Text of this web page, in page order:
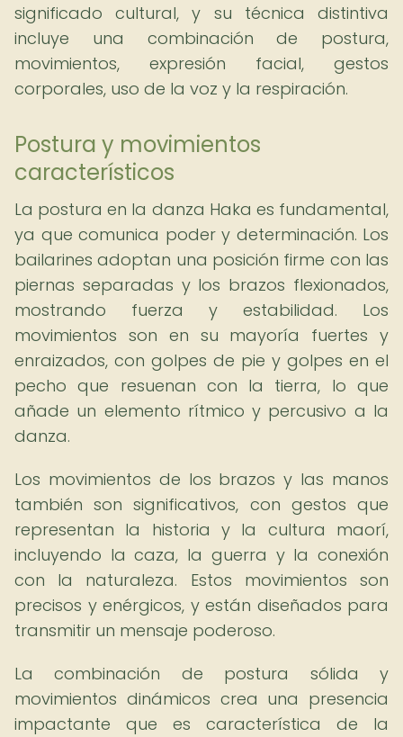
significado cultural, y su técnica distintiva
incluye una combinación de postura,
movimientos, expresión facial, gestos
corporales, uso de la voz y la respiración.
Postura y movimientos
característicos
La postura en la danza Haka es fundamental,
ya que comunica poder y determinación. Los
bailarines adoptan una posición firme con las
piernas separadas y los brazos flexionados,
mostrando fuerza y estabilidad. Los
movimientos son en su mayoría fuertes y
enraizados, con golpes de pie y golpes en el
pecho que resuenan con la tierra, lo que
añade un elemento rítmico y percusivo a la
danza.
Los movimientos de los brazos y las manos
también son significativos, con gestos que
representan la historia y la cultura maorí,
incluyendo la caza, la guerra y la conexión
con la naturaleza. Estos movimientos son
precisos y enérgicos, y están diseñados para
transmitir un mensaje poderoso.
La combinación de postura sólida y
movimientos dinámicos crea una presencia
impactante que es característica de la